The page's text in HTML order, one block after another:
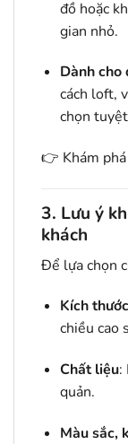
đồ hoặc
gian nhỏ.
Dành cho
cách loft,
chọn
👉 Khám
3. Lưu ý
khách
Để lựa chọn
Kích thước
chiều cao
Chất liệu:
quản.
Màu sắc,